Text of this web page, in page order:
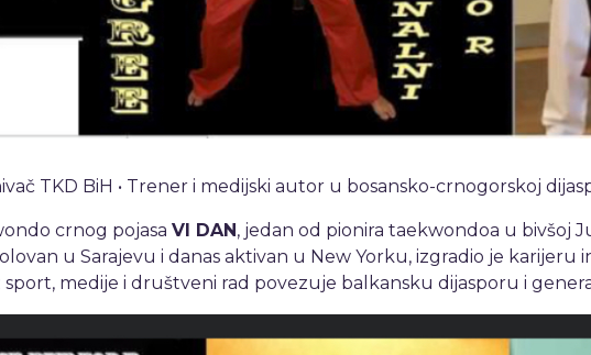
TKD BiH • Trener i medijski autor u bosansko-crnogorskoj
crnog pojasa VI DAN, jedan od pionira taekwondoa u bivšoj
u Sarajevu i danas aktivan u New Yorku, izgradio je karijeru
medije i društveni rad povezuje balkansku dijasporu i